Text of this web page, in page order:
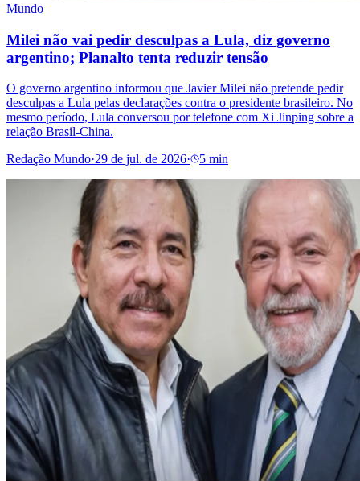
Mundo
Milei não vai pedir desculpas a Lula, diz governo
argentino; Planalto tenta reduzir tensão
O governo argentino informou que Javier Milei não pretende pedir
desculpas a Lula pelas declarações contra o presidente brasileiro. No
mesmo período, Lula conversou por telefone com Xi Jinping sobre a
relação Brasil-China.
Redação Mundo·29 de jul. de 2026· 5 min